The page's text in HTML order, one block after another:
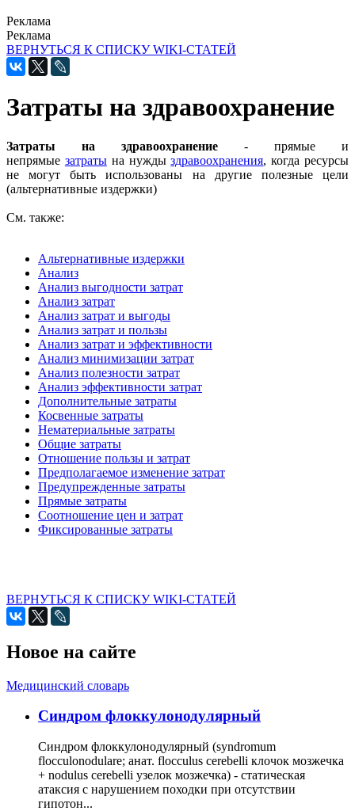
Реклама
Реклама
ВЕРНУТЬСЯ К СПИСКУ WIKI-СТАТЕЙ
Затраты на здравоохранение
Затраты на здравоохранение - прямые и
непрямые затратына нуждыздравоохранения, когда ресурсы
не могут быть использованы на другие полезные цели
(альтернативные издержки)
См. также:
Альтернативные издержки
Анализ
Анализ выгодности затрат
Анализ затрат
Анализ затрат и выгоды
Анализ затрат и пользы
Анализ затрат и эффективности
Анализ минимизации затрат
Анализ полезности затрат
Анализ эффективности затрат
Дополнительные затраты
Косвенные затраты
Нематериальные затраты
Общие затраты
Отношение пользы и затрат
Предполагаемое изменение затрат
Предупрежденные затраты
Прямые затраты
Соотношение цен и затрат
Фиксированные затраты
ВЕРНУТЬСЯ К СПИСКУ WIKI-СТАТЕЙ
Новое на сайте
Медицинский словарь
Cиндром флоккулонодулярный
Синдром флоккулонодулярный (syndromum
flocculonodulare; анат. flocculus cerebelli клочок мозжечка
+ nodulus cerebelli узелок мозжечка) - статическая
атаксия с нарушением походки при отсутствии
гипотон...